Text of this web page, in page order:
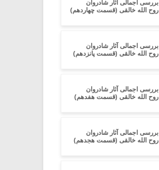
بررسی اجمالی آثار شادروان
روح الله خالقی (قسمت چهاردهم)
بررسی اجمالی آثار شادروان
روح الله خالقی (قسمت پانزدهم)
بررسی اجمالی آثار شادروان
روح الله خالقی (قسمت هفدهم)
بررسی اجمالی آثار شادروان
روح الله خالقی (قسمت هجدهم)